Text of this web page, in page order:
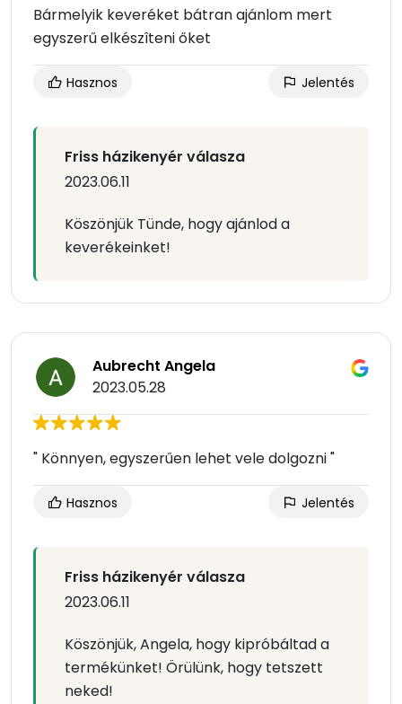
Bármelyik keveréket bátran ajánlom mert
egyszerű elkészîteni őket
Hasznos Jelentés
Friss házikenyér válasza
2023.06.11
Köszönjük Tünde, hogy ajánlod a
keverékeinket!
Aubrecht Angela
2023.05.28
" Könnyen, egyszerűen lehet vele dolgozni "
Hasznos Jelentés
Friss házikenyér válasza
2023.06.11
Köszönjük, Angela, hogy kipróbáltad a
termékünket! Örülünk, hogy tetszett
neked!